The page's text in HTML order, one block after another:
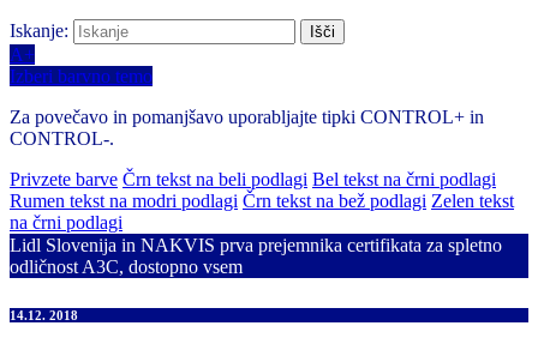
Iskanje:
A+
Izberi barvno temo
Za povečavo in pomanjšavo uporabljajte tipki CONTROL+ in
CONTROL-.
Privzete barve Črn tekst na beli podlagi Bel tekst na črni podlagi
Rumen tekst na modri podlagi Črn tekst na bež podlagi Zelen tekst
na črni podlagi
Lidl Slovenija in NAKVIS prva prejemnika certifikata za spletno
odličnost A3C, dostopno vsem
14.12. 2018